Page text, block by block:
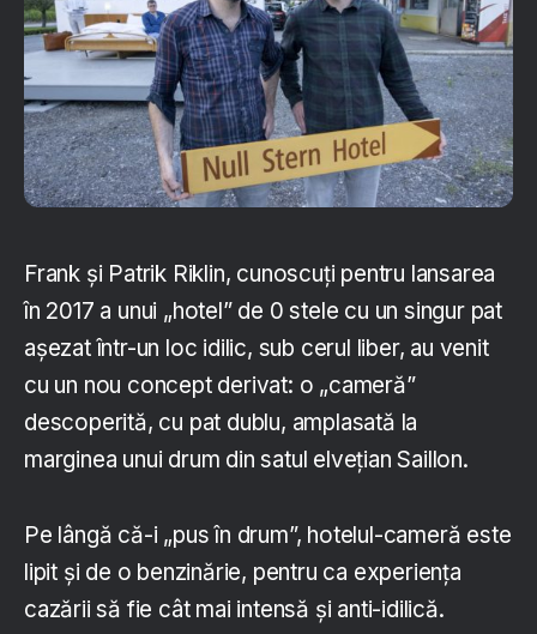
Frank și Patrik Riklin, cunoscuți pentru lansarea
în 2017 a unui „hotel” de 0 stele cu un singur pat
așezat într-un loc idilic, sub cerul liber, au venit
cu un nou concept derivat: o „cameră”
descoperită, cu pat dublu, amplasată la
marginea unui drum din satul elvețian Saillon.
Pe lângă că-i „pus în drum”, hotelul-cameră este
lipit și de o benzinărie, pentru ca experiența
cazării să fie cât mai intensă și anti-idilică.